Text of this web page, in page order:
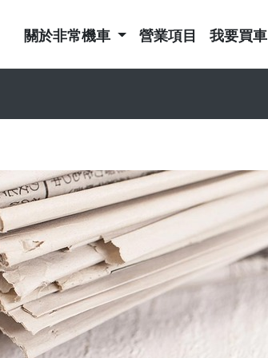
關於非常機車 營業項目 我要買車